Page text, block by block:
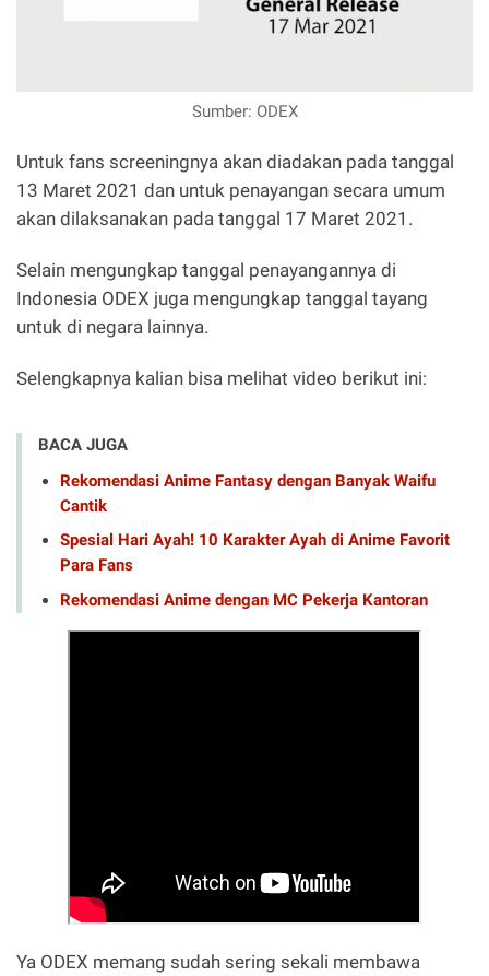
Sumber: ODEX
Untuk fans screeningnya akan diadakan pada tanggal
13 Maret 2021 dan untuk penayangan secara umum
akan dilaksanakan pada tanggal 17 Maret 2021.
Selain mengungkap tanggal penayangannya di
Indonesia ODEX juga mengungkap tanggal tayang
untuk di negara lainnya.
Selengkapnya kalian bisa melihat video berikut ini:
BACA JUGA
Rekomendasi Anime Fantasy dengan Banyak Waifu
Cantik
Spesial Hari Ayah! 10 Karakter Ayah di Anime Favorit
Para Fans
Rekomendasi Anime dengan MC Pekerja Kantoran
Ya ODEX memang sudah sering sekali membawa